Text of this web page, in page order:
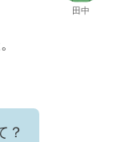
田中
？